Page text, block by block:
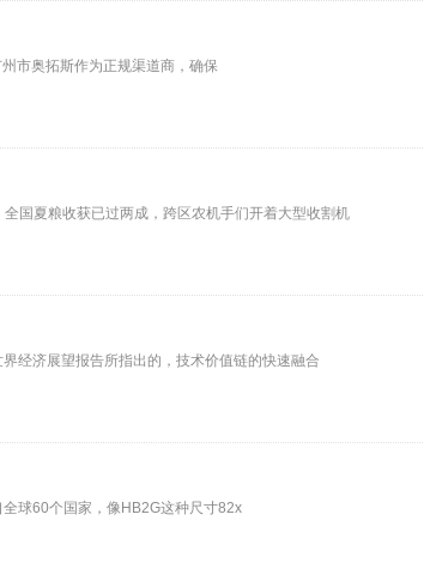
市奥拓斯作为正规渠道商，确保
国夏粮收获已过两成，跨区农机手们开着大型收割机
经济展望报告所指出的，技术价值链的快速融合
球60个国家，像HB2G这种尺寸82x